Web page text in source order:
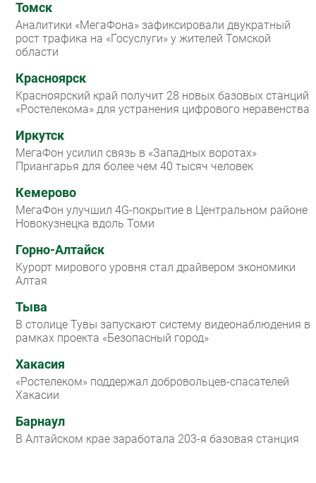
Томск
Аналитики «МегаФона» зафиксировали двукратный
рост трафика на «Госуслуги» у жителей Томской
области
Красноярск
Красноярский край получит 28 новых базовых станций
«Ростелекома» для устранения цифрового неравенства
Иркутск
МегаФон усилил связь в «Западных воротах»
Приангарья для более чем 40 тысяч человек
Кемерово
МегаФон улучшил 4G-покрытие в Центральном районе
Новокузнецка вдоль Томи
Горно-Алтайск
Курорт мирового уровня стал драйвером экономики
Алтая
Тыва
В столице Тувы запускают систему видеонаблюдения в
рамках проекта «Безопасный город»
Хакасия
«Ростелеком» поддержал добровольцев-спасателей
Хакасии
Барнаул
В Алтайском крае заработала 203-я базовая станция